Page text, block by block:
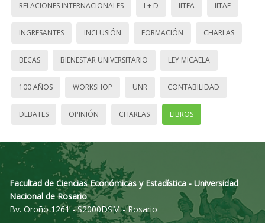
RELACIONES INTERNACIONALES I + D IITEA IITAE
INGRESANTES INCLUSIÓN FORMACIÓN CHARLAS
BECAS BIENESTAR UNIVERSITARIO LEY MICAELA
100 AÑOS WORKSHOP UNR CONTABILIDAD
DEBATES OPINIÓN CHARLAS LIBROS
Facultad de Ciencias Económicas y Estadística - Universidad
Nacional de Rosario
Bv. Oroño 1261 - S2000DSM - Rosario